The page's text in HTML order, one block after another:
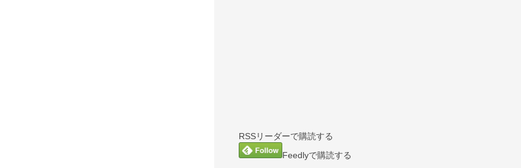
RSSリーダーで購読する
Feedlyで購読する